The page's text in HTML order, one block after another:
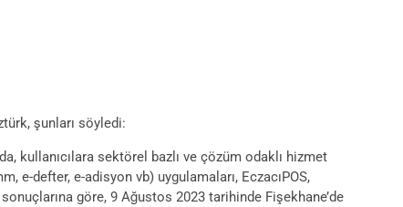
şunları söyledi:
kullanıcılara sektörel bazlı ve çözüm odaklı hizmet
e-defter, e-adisyon vb) uygulamaları, EczacıPOS,
göre, 9 Ağustos 2023 tarihinde Fişekhane’de